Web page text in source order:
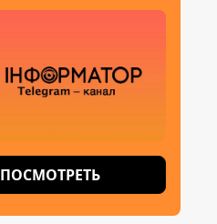
ПОСМОТРЕТЬ